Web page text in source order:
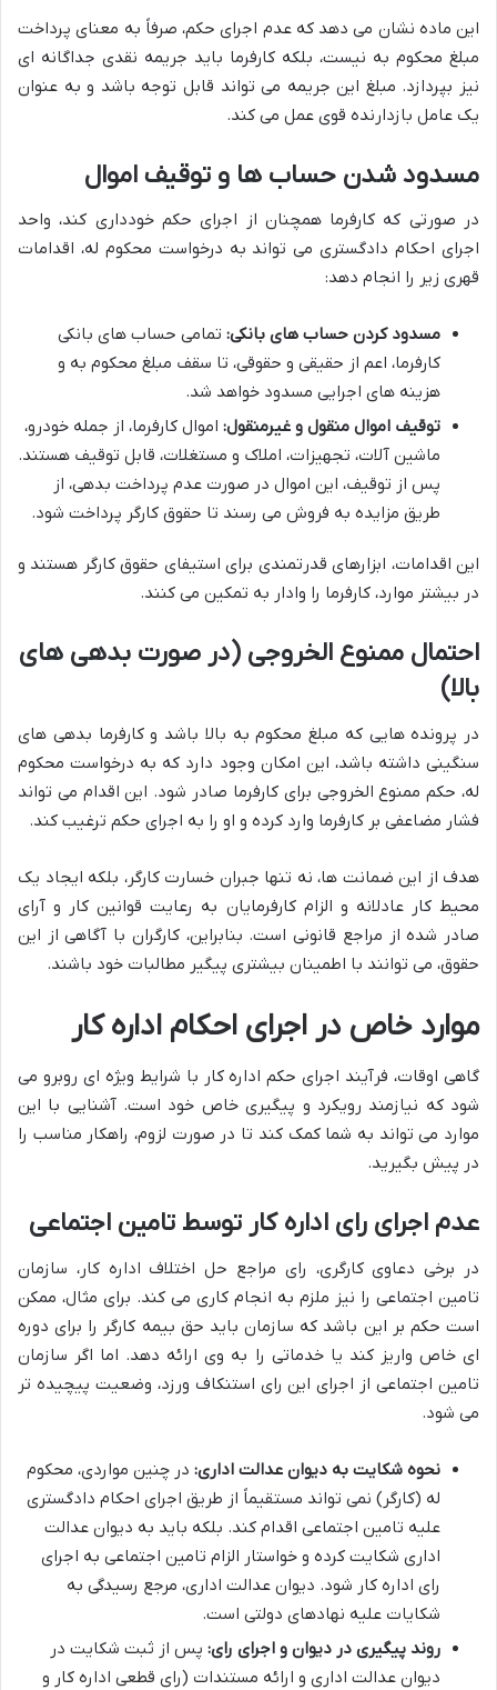
این ماده نشان می دهد که عدم اجرای حکم، صرفاً به معنای پرداخت
مبلغ محکوم به نیست، بلکه کارفرما باید جریمه نقدی جداگانه ای
نیز بپردازد. مبلغ این جریمه می تواند قابل توجه باشد و به عنوان
یک عامل بازدارنده قوی عمل می کند.
مسدود شدن حساب ها و توقیف اموال
در صورتی که کارفرما همچنان از اجرای حکم خودداری کند، واحد
اجرای احکام دادگستری می تواند به درخواست محکوم له، اقدامات
قهری زیر را انجام دهد:
مسدود کردن حساب های بانکی: تمامی حساب های بانکی
کارفرما، اعم از حقیقی و حقوقی، تا سقف مبلغ محکوم به و
هزینه های اجرایی مسدود خواهد شد.
توقیف اموال منقول و غیرمنقول: اموال کارفرما، از جمله خودرو،
ماشین آلات، تجهیزات، املاک و مستغلات، قابل توقیف هستند.
پس از توقیف، این اموال در صورت عدم پرداخت بدهی، از
طریق مزایده به فروش می رسند تا حقوق کارگر پرداخت شود.
این اقدامات، ابزارهای قدرتمندی برای استیفای حقوق کارگر هستند و
در بیشتر موارد، کارفرما را وادار به تمکین می کنند.
احتمال ممنوع الخروجی (در صورت بدهی های
بالا)
در پرونده هایی که مبلغ محکوم به بالا باشد و کارفرما بدهی های
سنگینی داشته باشد، این امکان وجود دارد که به درخواست محکوم
له، حکم ممنوع الخروجی برای کارفرما صادر شود. این اقدام می تواند
فشار مضاعفی بر کارفرما وارد کرده و او را به اجرای حکم ترغیب کند.
هدف از این ضمانت ها، نه تنها جبران خسارت کارگر، بلکه ایجاد یک
محیط کار عادلانه و الزام کارفرمایان به رعایت قوانین کار و آرای
صادر شده از مراجع قانونی است. بنابراین، کارگران با آگاهی از این
حقوق، می توانند با اطمینان بیشتری پیگیر مطالبات خود باشند.
موارد خاص در اجرای احکام اداره کار
گاهی اوقات، فرآیند اجرای حکم اداره کار با شرایط ویژه ای روبرو می
شود که نیازمند رویکرد و پیگیری خاص خود است. آشنایی با این
موارد می تواند به شما کمک کند تا در صورت لزوم، راهکار مناسب را
در پیش بگیرید.
عدم اجرای رای اداره کار توسط تامین اجتماعی
در برخی دعاوی کارگری، رای مراجع حل اختلاف اداره کار، سازمان
تامین اجتماعی را نیز ملزم به انجام کاری می کند. برای مثال، ممکن
است حکم بر این باشد که سازمان باید حق بیمه کارگر را برای دوره
ای خاص واریز کند یا خدماتی را به وی ارائه دهد. اما اگر سازمان
تامین اجتماعی از اجرای این رای استنکاف ورزد، وضعیت پیچیده تر
می شود.
نحوه شکایت به دیوان عدالت اداری: در چنین مواردی، محکوم
له (کارگر) نمی تواند مستقیماً از طریق اجرای احکام دادگستری
علیه تامین اجتماعی اقدام کند. بلکه باید به دیوان عدالت
اداری شکایت کرده و خواستار الزام تامین اجتماعی به اجرای
رای اداره کار شود. دیوان عدالت اداری، مرجع رسیدگی به
شکایات علیه نهادهای دولتی است.
روند پیگیری در دیوان و اجرای رای: پس از ثبت شکایت در
دیوان عدالت اداری و ارائه مستندات (رای قطعی اداره کار و